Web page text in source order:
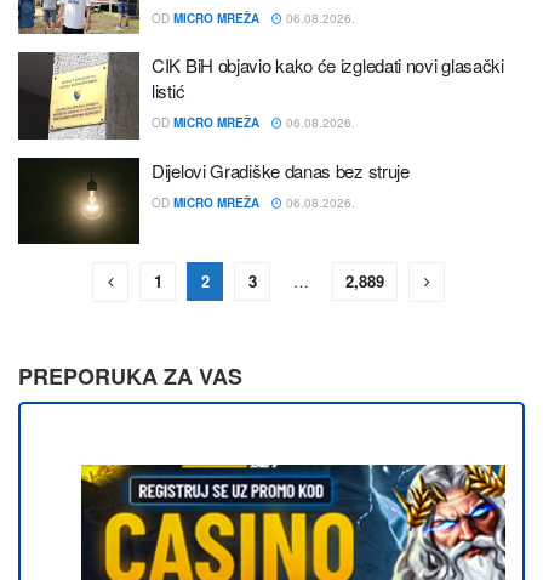
OD MICRO MREŽA 06.08.2026.
CIK BiH objavio kako će izgledati novi glasački
listić
OD MICRO MREŽA 06.08.2026.
Dijelovi Gradiške danas bez struje
OD MICRO MREŽA 06.08.2026.
1 2 3 … 2,889
PREPORUKA ZA VAS